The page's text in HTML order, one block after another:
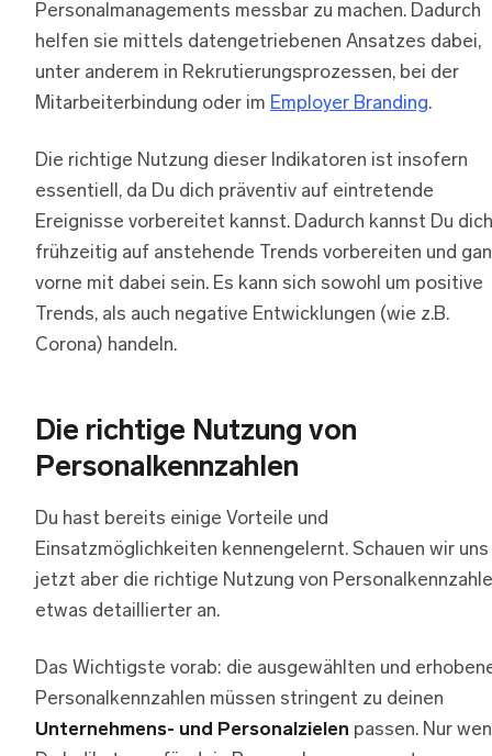
Personalmanagements messbar zu machen. Dadurch
helfen sie mittels datengetriebenen Ansatzes dabei,
unter anderem in Rekrutierungsprozessen, bei der
Mitarbeiterbindung oder im Employer Branding.
Die richtige Nutzung dieser Indikatoren ist insofern
essentiell, da Du dich präventiv auf eintretende
Ereignisse vorbereitet kannst. Dadurch kannst Du dich
frühzeitig auf anstehende Trends vorbereiten und
vorne mit dabei sein. Es kann sich sowohl um positive
Trends, als auch negative Entwicklungen (wie z.B.
Corona) handeln.
Die richtige Nutzung von
Personalkennzahlen
Du hast bereits einige Vorteile und
Einsatzmöglichkeiten kennengelernt. Schauen wir uns
jetzt aber die richtige Nutzung von
etwas detaillierter an.
Das Wichtigste vorab: die ausgewählten und
Personalkennzahlen müssen stringent zu deinen
Unternehmens- und Personalzielen passen. Nur